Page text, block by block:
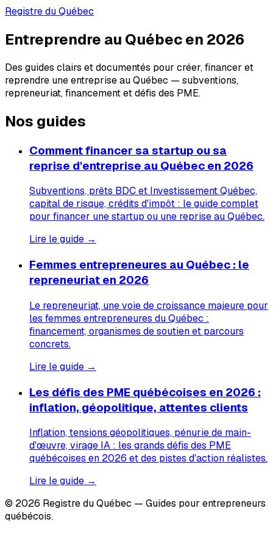
Registre du Québec
Entreprendre au Québec en 2026
Des guides clairs et documentés pour créer, financer et
reprendre une entreprise au Québec — subventions,
repreneuriat, financement et défis des PME.
Nos guides
Comment financer sa startup ou sa
reprise d'entreprise au Québec en 2026
Subventions, prêts BDC et Investissement Québec,
capital de risque, crédits d'impôt : le guide complet
pour financer une startup ou une reprise au Québec.
Lire le guide →
Femmes entrepreneures au Québec : le
repreneuriat en 2026
Le repreneuriat, une voie de croissance majeure pour
les femmes entrepreneures du Québec :
financement, organismes de soutien et parcours
concrets.
Lire le guide →
Les défis des PME québécoises en 2026 :
inflation, géopolitique, attentes clients
Inflation, tensions géopolitiques, pénurie de main-
d'œuvre, virage IA : les grands défis des PME
québécoises en 2026 et des pistes d'action réalistes.
Lire le guide →
© 2026 Registre du Québec — Guides pour entrepreneurs
québécois.